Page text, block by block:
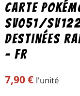
Carte
SV051/
Destinées
– FR
7,90€ l'unité